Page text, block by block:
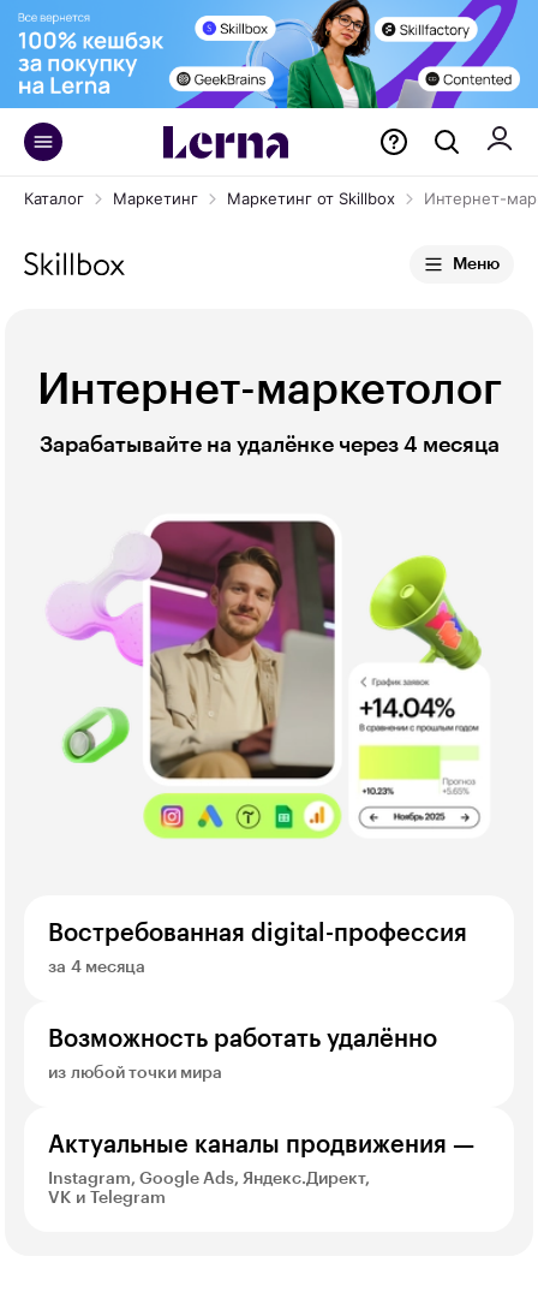
Каталог Маркетинг Маркетинг от Skillbox Интернет-
Меню
Интернет-маркетолог
Зарабатывайте на удалёнке через 4 месяца
Востребованная digital-профессия
за 4 месяца
Возможность работать удалённо
из любой точки мира
Актуальные каналы продвижения —
Instagram, Google Ads, Яндекс.Директ,
VK и Telegram